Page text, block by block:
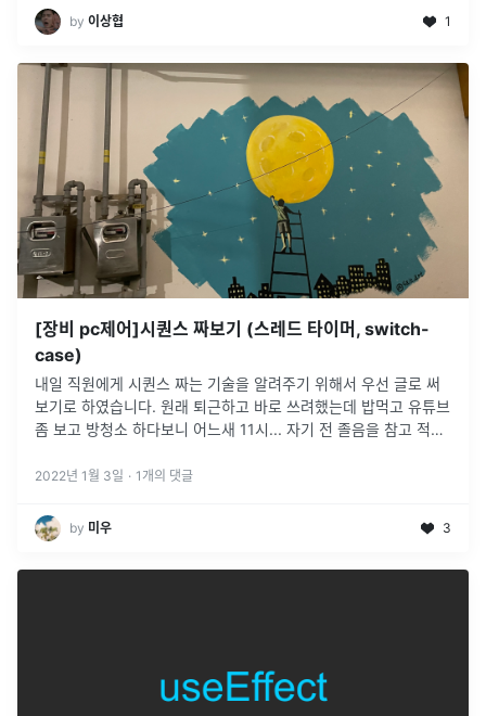
by 이상협 1
[장비 pc제어]시퀀스 짜보기 (스레드 타이머, switch-
case)
내일 직원에게 시퀀스 짜는 기술을 알려주기 위해서 우선 글로 써
보기로 하였습니다. 원래 퇴근하고 바로 쓰려했는데 밥먹고 유튜브
좀 보고 방청소 하다보니 어느새 11시... 자기 전 졸음을 참고 적어
사용할 것...
2022년 1월 3일 · 1 개의 댓글
by 미우 3